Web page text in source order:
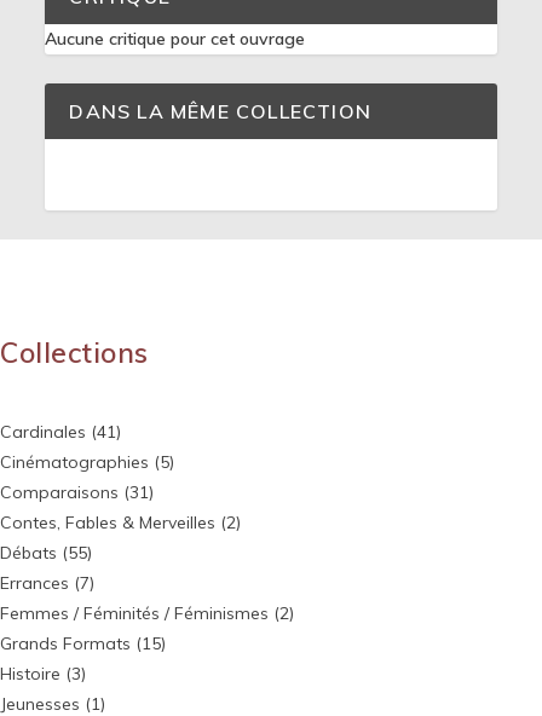
Aucune critique pour cet ouvrage
DANS LA MÊME COLLECTION
Collections
Cardinales (41)
Cinématographies (5)
Comparaisons (31)
Contes, Fables & Merveilles (2)
Débats (55)
Errances (7)
Femmes / Féminités / Féminismes (2)
Grands Formats (15)
Histoire (3)
Jeunesses (1)